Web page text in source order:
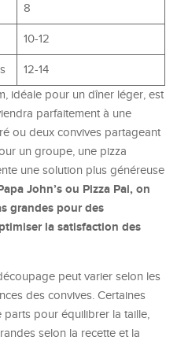
8
10-12
12-14
idéale pour un dîner léger, est
parfaitement à une
ou deux convives partageant
un groupe, une pizza
une solution plus généreuse
John’s ou Pizza Pai, on
grandes pour des
la satisfaction des
peut varier selon les
des convives. Certaines
pour équilibrer la taille,
selon la recette et la